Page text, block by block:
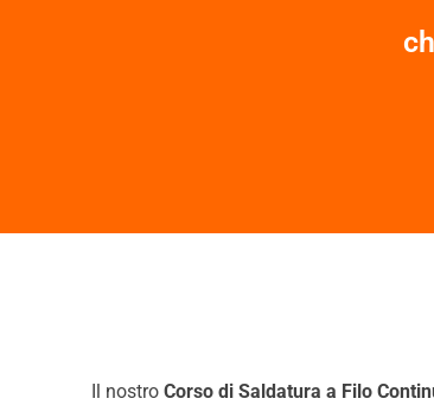
Il nostroCorso di Saldatura a Filo